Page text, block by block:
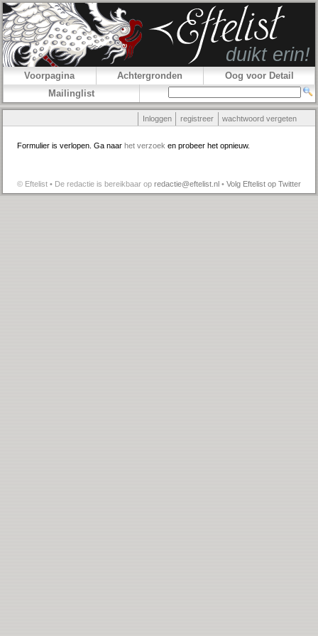
Voorpagina Achtergronden
Oog voor Detail
Mailinglist
Inloggen registreer wachtwoord vergeten
Formulier is verlopen. Ga naar het verzoek en probeer het opnieuw.
© Eftelist • De redactie is bereikbaar op redactie@eftelist.nl • Volg Eftelist op Twitter